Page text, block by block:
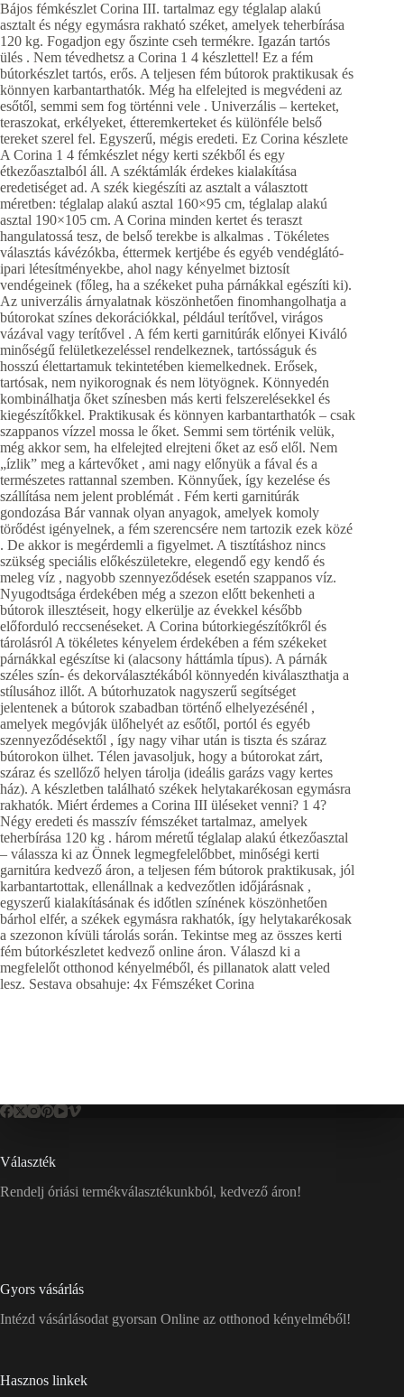
Bájos fémkészlet Corina III. tartalmaz egy téglalap alakú
asztalt és négy egymásra rakható széket, amelyek teherbírása
120 kg. Fogadjon egy őszinte cseh termékre. Igazán tartós
ülés . Nem tévedhetsz a Corina 1 4 készlettel! Ez a fém
bútorkészlet tartós, erős. A teljesen fém bútorok praktikusak és
könnyen karbantarthatók. Még ha elfelejted is megvédeni az
esőtől, semmi sem fog történni vele . Univerzális – kerteket,
teraszokat, erkélyeket, étteremkerteket és különféle belső
tereket szerel fel. Egyszerű, mégis eredeti. Ez Corina készlete
A Corina 1 4 fémkészlet négy kerti székből és egy
étkezőasztalból áll. A széktámlák érdekes kialakítása
eredetiséget ad. A szék kiegészíti az asztalt a választott
méretben: téglalap alakú asztal 160×95 cm, téglalap alakú
asztal 190×105 cm. A Corina minden kertet és teraszt
hangulatossá tesz, de belső terekbe is alkalmas . Tökéletes
választás kávézókba, éttermek kertjébe és egyéb vendéglátó-
ipari létesítményekbe, ahol nagy kényelmet biztosít
vendégeinek (főleg, ha a székeket puha párnákkal egészíti ki).
Az univerzális árnyalatnak köszönhetően finomhangolhatja a
bútorokat színes dekorációkkal, például terítővel, virágos
vázával vagy terítővel . A fém kerti garnitúrák előnyei Kiváló
minőségű felületkezeléssel rendelkeznek, tartósságuk és
hosszú élettartamuk tekintetében kiemelkednek. Erősek,
tartósak, nem nyikorognak és nem lötyögnek. Könnyedén
kombinálhatja őket színesben más kerti felszerelésekkel és
kiegészítőkkel. Praktikusak és könnyen karbantarthatók – csak
szappanos vízzel mossa le őket. Semmi sem történik velük,
még akkor sem, ha elfelejted elrejteni őket az eső elől. Nem
„ízlik” meg a kártevőket , ami nagy előnyük a fával és a
természetes rattannal szemben. Könnyűek, így kezelése és
szállítása nem jelent problémát . Fém kerti garnitúrák
gondozása Bár vannak olyan anyagok, amelyek komoly
törődést igényelnek, a fém szerencsére nem tartozik ezek közé
. De akkor is megérdemli a figyelmet. A tisztításhoz nincs
szükség speciális előkészületekre, elegendő egy kendő és
meleg víz , nagyobb szennyeződések esetén szappanos víz.
Nyugodtsága érdekében még a szezon előtt bekenheti a
bútorok illesztéseit, hogy elkerülje az évekkel később
előforduló reccsenéseket. A Corina bútorkiegészítőkről és
tárolásról A tökéletes kényelem érdekében a fém székeket
párnákkal egészítse ki (alacsony háttámla típus). A párnák
széles szín- és dekorválasztékából könnyedén kiválaszthatja a
stílusához illőt. A bútorhuzatok nagyszerű segítséget
jelentenek a bútorok szabadban történő elhelyezésénél ,
amelyek megóvják ülőhelyét az esőtől, portól és egyéb
szennyeződésektől , így nagy vihar után is tiszta és száraz
bútorokon ülhet. Télen javasoljuk, hogy a bútorokat zárt,
száraz és szellőző helyen tárolja (ideális garázs vagy kertes
ház). A készletben található székek helytakarékosan egymásra
rakhatók. Miért érdemes a Corina III üléseket venni? 1 4?
Négy eredeti és masszív fémszéket tartalmaz, amelyek
teherbírása 120 kg . három méretű téglalap alakú étkezőasztal
– válassza ki az Önnek legmegfelelőbbet, minőségi kerti
garnitúra kedvező áron, a teljesen fém bútorok praktikusak, jól
karbantartottak, ellenállnak a kedvezőtlen időjárásnak ,
egyszerű kialakításának és időtlen színének köszönhetően
bárhol elfér, a székek egymásra rakhatók, így helytakarékosak
a szezonon kívüli tárolás során. Tekintse meg az összes kerti
fém bútorkészletet kedvező online áron. Válaszd ki a
megfelelőt otthonod kényelméből, és pillanatok alatt veled
lesz. Sestava obsahuje: 4x Fémszéket Corina
Választék
Rendelj óriási termékválasztékunkból, kedvező áron!
Gyors vásárlás
Intézd vásárlásodat gyorsan Online az otthonod kényelméből!
Hasznos linkek